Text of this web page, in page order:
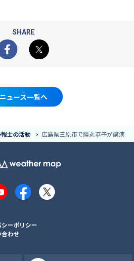
SHARE
Facebook
X
ニュース一覧へ
士の活動 広島県三原市で勝丸恭子が講演
Facebook
X
ーポリシー
合わせ